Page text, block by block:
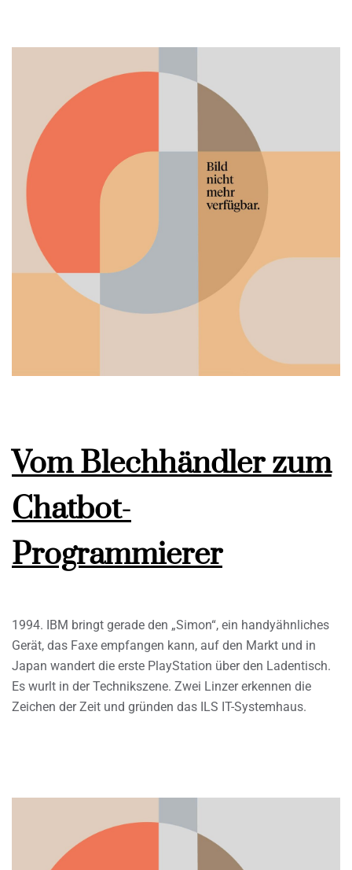
Vom Blechhändler zum
Chatbot-
Programmierer
1994. IBM bringt gerade den „Simon“, ein handyähnliches
Gerät, das Faxe empfangen kann, auf den Markt und in
Japan wandert die erste PlayStation über den Ladentisch.
Es wurlt in der Technikszene. Zwei Linzer erkennen die
Zeichen der Zeit und gründen das ILS IT-Systemhaus.